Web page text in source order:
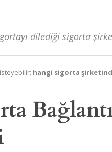
dilediği sigorta
isteyebilir; hangi sigorta